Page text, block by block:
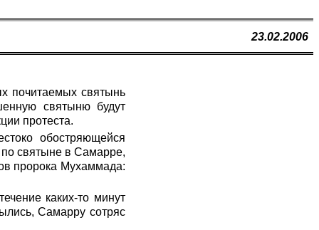
23.02.2006
почитаемых святынь
святыню будут
протеста.
обостряющейся
святыне в Самарре,
пророка Мухаммада:
каких-то минут
Самарру сотряс